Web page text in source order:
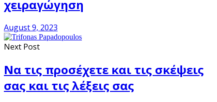
χειραγώγηση
August 9, 2023
Next Post
Να τις προσέχετε και τις σκέψεις
σας και τις λέξεις σας